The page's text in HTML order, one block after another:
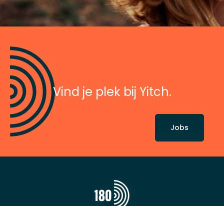
Vind je plek bij Yitch.
Jobs